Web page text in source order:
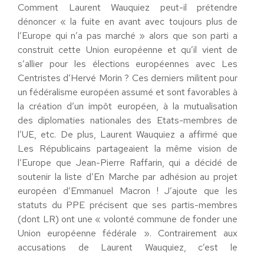
Comment Laurent Wauquiez peut-il prétendre
dénoncer « la fuite en avant avec toujours plus de
l’Europe qui n’a pas marché » alors que son parti a
construit cette Union européenne et qu’il vient de
s’allier pour les élections européennes avec Les
Centristes d’Hervé Morin ? Ces derniers militent pour
un fédéralisme européen assumé et sont favorables à
la création d’un impôt européen, à la mutualisation
des diplomaties nationales des Etats-membres de
l’UE, etc. De plus, Laurent Wauquiez a affirmé que
Les Républicains partageaient la même vision de
l’Europe que Jean-Pierre Raffarin, qui a décidé de
soutenir la liste d’En Marche par adhésion au projet
européen d’Emmanuel Macron ! J’ajoute que les
statuts du PPE précisent que ses partis-membres
(dont LR) ont une « volonté commune de fonder une
Union européenne fédérale ». Contrairement aux
accusations de Laurent Wauquiez, c’est le